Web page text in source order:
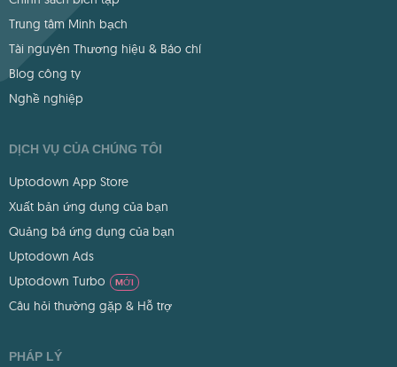
Trung tâm Minh bạch
Tài nguyên Thương hiệu & Báo chí
Blog công ty
Nghề nghiệp
DỊCH VỤ CỦA CHÚNG TÔI
Uptodown App Store
Xuất bản ứng dụng của bạn
Quảng bá ứng dụng của bạn
Uptodown Ads
Uptodown Turbo
MỚI
Câu hỏi thường gặp & Hỗ trợ
PHÁP LÝ